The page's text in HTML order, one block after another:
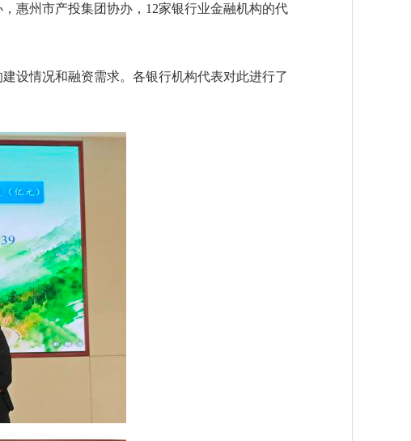
州市产投集团协办，12家银行业金融机构的代
情况和融资需求。各银行机构代表对此进行了